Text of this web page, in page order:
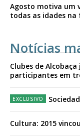
Agosto motiva um
todas as idades
Notícias
Clubes de
participantes em
Cultura: 2015